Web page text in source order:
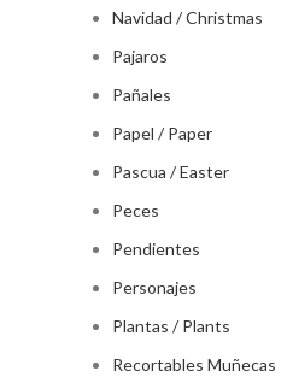
Navidad / Christmas
Pajaros
Pañales
Papel / Paper
Pascua / Easter
Peces
Pendientes
Personajes
Plantas / Plants
Recortables Muñecas